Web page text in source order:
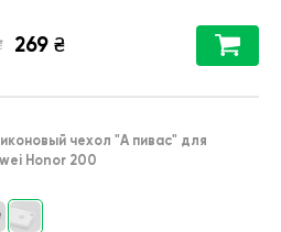
269 ₴
чехол "А пивас" для
Honor 200